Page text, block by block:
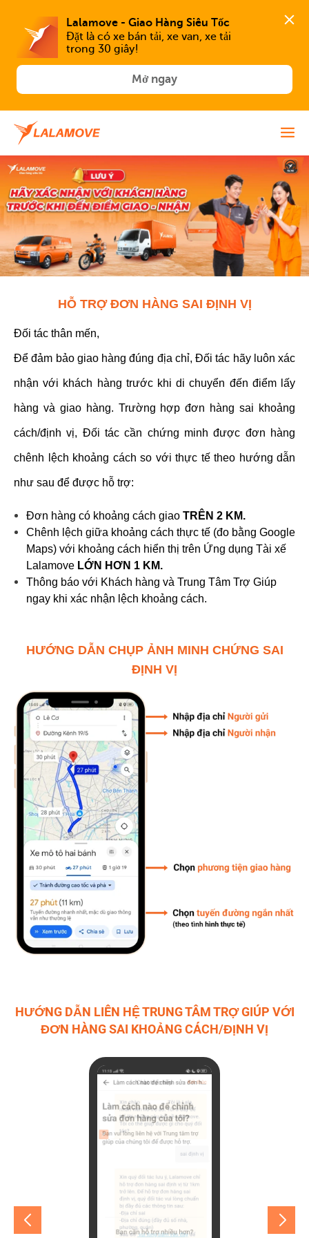
Lalamove - Giao Hàng Siêu Tốc
Đặt là có xe bán tải, xe van, xe tải
trong 30 giây!
Mở ngay
HỖ TRỢ ĐƠN HÀNG SAI ĐỊNH VỊ
Đối tác thân mến,
Để đảm bảo giao hàng đúng địa chỉ, Đối tác hãy luôn xác
nhận với khách hàng trước khi di chuyển đến điểm lấy
hàng và giao hàng. Trường hợp đơn hàng sai khoảng
cách/định vị, Đối tác cần chứng minh được đơn hàng
chênh lệch khoảng cách so với thực tế theo hướng dẫn
như sau để được hỗ trợ:
Đơn hàng có khoảng cách giao TRÊN 2 KM.
Chênh lệch giữa khoảng cách thực tế (đo bằng Google
Maps) với khoảng cách hiển thị trên Ứng dụng Tài xế
Lalamove LỚN HƠN 1 KM.
Thông báo với Khách hàng và Trung Tâm Trợ Giúp
ngay khi xác nhận lệch khoảng cách.
HƯỚNG DẪN CHỤP ẢNH MINH CHỨNG SAI
ĐỊNH VỊ
HƯỚNG DẪN LIÊN HỆ TRUNG TÂM TRỢ GIÚP VỚI
ĐƠN HÀNG SAI KHOẢNG CÁCH/ĐỊNH VỊ